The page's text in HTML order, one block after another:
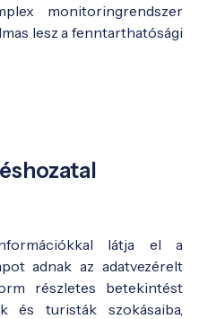
monitoringrendszer
lesz a fenntarthatósági
látja el a
adnak az adatvezérelt
részletes betekintést
és turisták szokásaiba,